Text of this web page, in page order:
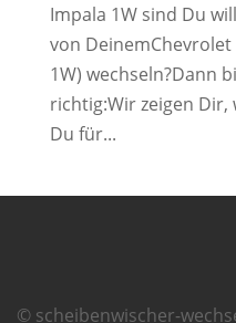
Impala 1W sind Du
von DeinemChevrolet
1W) wechseln?Dann
richtig:Wir zeigen Dir,
Du für...
© scheibenwischer-